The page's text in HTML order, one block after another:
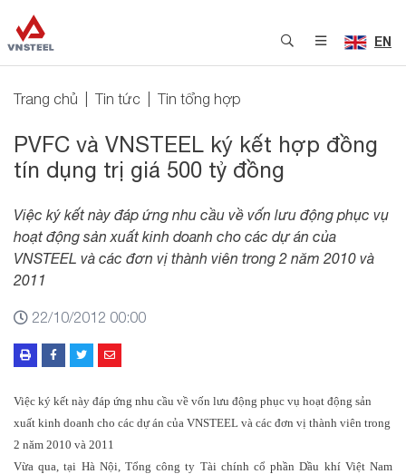
EN
Trang chủ Tin tức Tin tổng hợp
PVFC và VNSTEEL ký kết hợp đồng
tín dụng trị giá 500 tỷ đồng
Việc ký kết này đáp ứng nhu cầu về vốn lưu động phục vụ
hoạt động sản xuất kinh doanh cho các dự án của
VNSTEEL và các đơn vị thành viên trong 2 năm 2010 và
2011
22/10/2012 00:00
Việc ký kết này đáp ứng nhu cầu về vốn lưu động phục vụ hoạt động sản
xuất kinh doanh cho các dự án của VNSTEEL và các đơn vị thành viên trong
2 năm 2010 và 2011
Vừa qua, tại Hà Nội, Tổng công ty Tài chính cổ phần Dầu khí Việt Nam